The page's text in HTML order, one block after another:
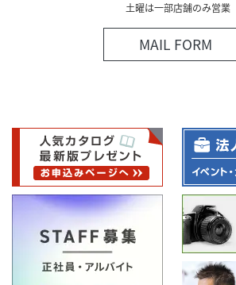
土曜は一部店舗のみ営業
MAIL FORM